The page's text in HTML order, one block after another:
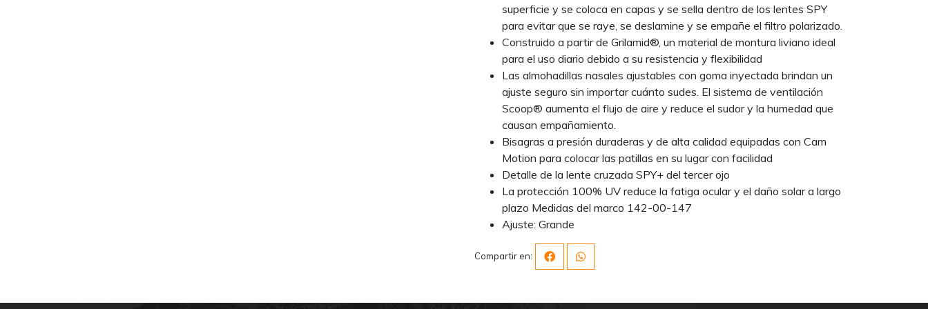
superficie y se coloca en capas y se sella dentro de los lentes SPY
para evitar que se raye, se deslamine y se empañe el filtro polarizado.
Construido a partir de Grilamid®, un material de montura liviano ideal
para el uso diario debido a su resistencia y flexibilidad
Las almohadillas nasales ajustables con goma inyectada brindan un
ajuste seguro sin importar cuánto sudes. El sistema de ventilación
Scoop® aumenta el flujo de aire y reduce el sudor y la humedad que
causan empañamiento.
Bisagras a presión duraderas y de alta calidad equipadas con Cam
Motion para colocar las patillas en su lugar con facilidad
Detalle de la lente cruzada SPY+ del tercer ojo
La protección 100% UV reduce la fatiga ocular y el daño solar a largo
plazo Medidas del marco 142-00-147
Ajuste: Grande
Compartir en: